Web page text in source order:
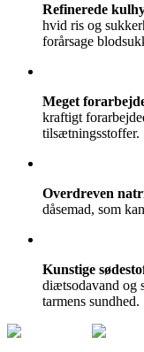
Refinerede
hvid ris og
forårsage
Meget
kraftigt
tilsætningsstoffer.
Overdreven
dåsemad, som
Kunstige
diætsodavand og
tarmens sundhed.